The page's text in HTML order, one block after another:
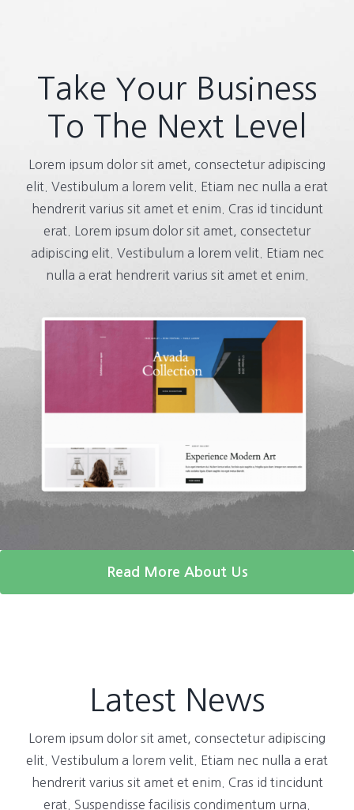
Take Your Business
To The Next Level
Lorem ipsum dolor sit amet, consectetur adipiscing
elit. Vestibulum a lorem velit. Etiam nec nulla a erat
hendrerit varius sit amet et enim. Cras id tincidunt
erat. Lorem ipsum dolor sit amet, consectetur
adipiscing elit. Vestibulum a lorem velit. Etiam nec
nulla a erat hendrerit varius sit amet et enim.
Read More About Us
Latest News
Lorem ipsum dolor sit amet, consectetur adipiscing
elit. Vestibulum a lorem velit. Etiam nec nulla a erat
hendrerit varius sit amet et enim. Cras id tincidunt
erat. Suspendisse facilisis condimentum urna.